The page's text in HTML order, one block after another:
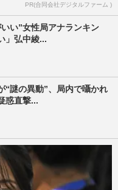
PR(合同会社デジタルファーム )
い”女性局アナランキン
」弘中綾...
“謎の異動”、局内で囁かれ
惑直撃...